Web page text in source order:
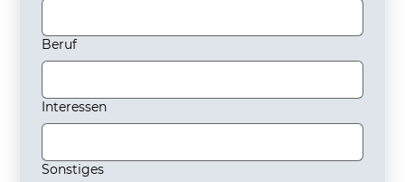
Beruf
Interessen
Sonstiges